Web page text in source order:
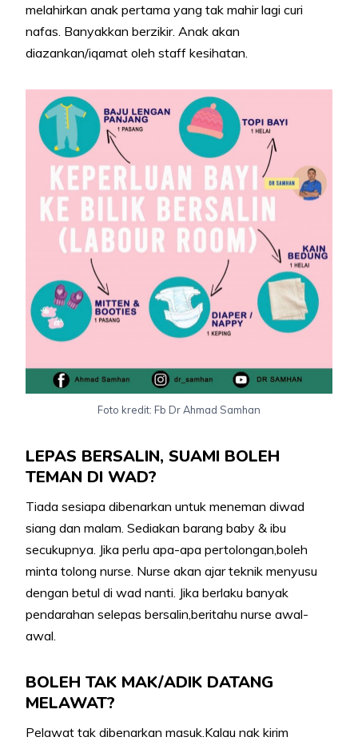
melahirkan anak pertama yang tak mahir lagi curi
nafas. Banyakkan berzikir. Anak akan
diazankan/iqamat oleh staff kesihatan.
Foto kredit: Fb Dr Ahmad Samhan
LEPAS BERSALIN, SUAMI BOLEH
TEMAN DI WAD?
Tiada sesiapa dibenarkan untuk meneman diwad
siang dan malam. Sediakan barang baby & ibu
secukupnya. Jika perlu apa-apa pertolongan,boleh
minta tolong nurse. Nurse akan ajar teknik menyusu
dengan betul di wad nanti. Jika berlaku banyak
pendarahan selepas bersalin,beritahu nurse awal-
awal.
BOLEH TAK MAK/ADIK DATANG
MELAWAT?
Pelawat tak dibenarkan masuk.Kalau nak kirim